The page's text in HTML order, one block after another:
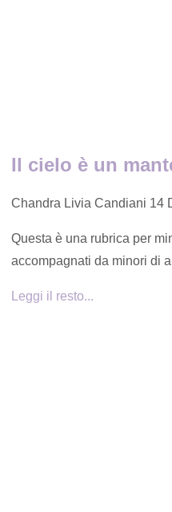
Il cielo è un
Chandra Livia Candiani 14
Questa è una rubrica per
accompagnati da minori di
Leggi il resto...